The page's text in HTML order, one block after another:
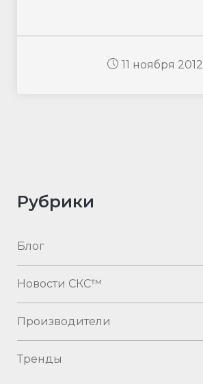
11 ноября 2012
Рубрики
Блог
Новости СКС™
Производители
Тренды